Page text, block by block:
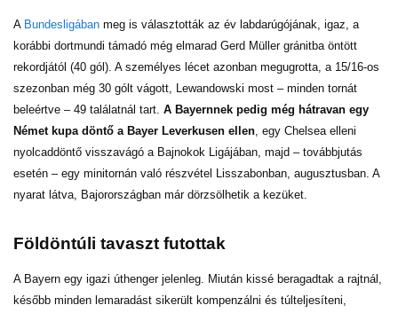
A Bundesligában meg is választották az év labdarúgójának, igaz, a
korábbi dortmundi támadó még elmarad Gerd Müller gránitba öntött
rekordjától (40 gól). A személyes lécet azonban megugrotta, a 15/16-os
szezonban még 30 gólt vágott, Lewandowski most – minden tornát
beleértve – 49 találatnál tart. A Bayernnek pedig még hátravan egy
Német kupa döntő a Bayer Leverkusen ellen, egy Chelsea elleni
nyolcaddöntő visszavágó a Bajnokok Ligájában, majd – továbbjutás
esetén – egy minitornán való részvétel Lisszabonban, augusztusban. A
nyarat látva, Bajorországban már dörzsölhetik a kezüket.
Földöntúli tavaszt futottak
A Bayern egy igazi úthenger jelenleg. Miután kissé beragadtak a rajtnál,
később minden lemaradást sikerült kompenzálni és túlteljesíteni,